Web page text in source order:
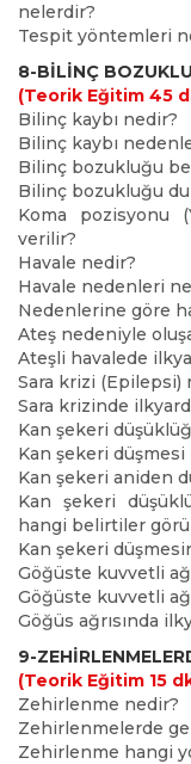
nelerdir?
Tespit yöntemleri
8-BİLİNÇ
(Teorik Eğitim 45
Bilinç kaybı nedir?
Bilinç kaybı
Bilinç bozukluğu
Bilinç bozukluğu
Koma pozisyonu
verilir?
Havale nedir?
Havale nedenleri
Nedenlerine göre
Ateş nedeniyle
Ateşli havalede
Sara krizi (Epilepsi)
Sara krizinde
Kan şekeri
Kan şekeri
Kan şekeri aniden
Kan şekeri
hangi belirtiler
Kan şekeri
Göğüste kuvvetli
Göğüste kuvvetli
Göğüs ağrısında
9-
(Teorik Eğitim 15
Zehirlenme nedir?
Zehirlenmelerde
Zehirlenme hangi